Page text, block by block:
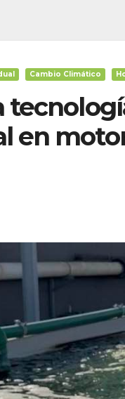
Cambio Climático
en